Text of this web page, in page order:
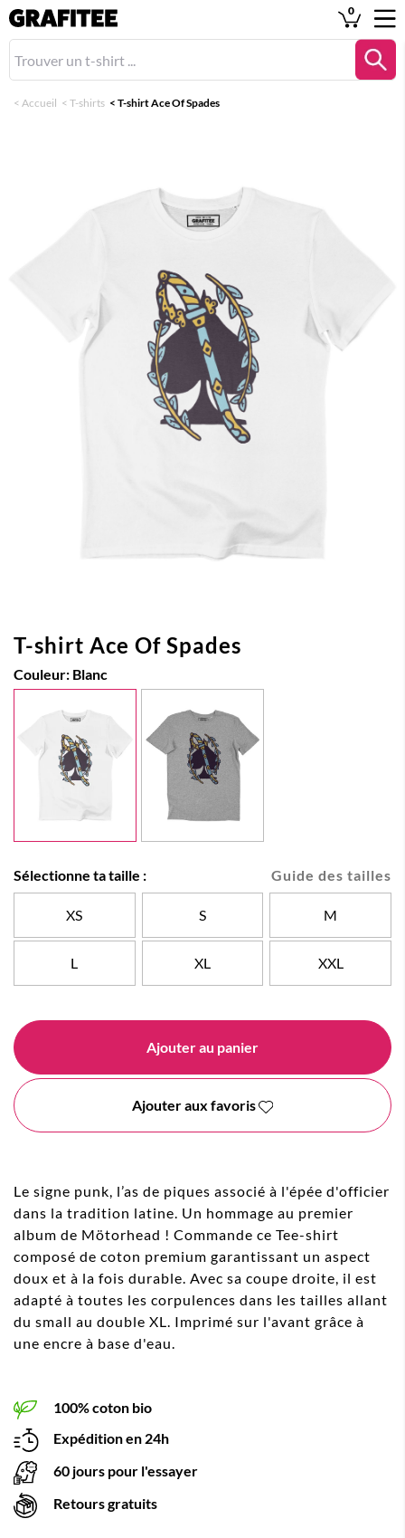
0
< Accueil < T-shirts < T-shirt Ace Of Spades
T-shirt Ace Of Spades
Couleur: Blanc
Guide des tailles
Sélectionne ta taille :
XS S M
L XL XXL
Ajouter au panier
Ajouter aux favoris
Le signe punk, l’as de piques associé à l'épée d'officier
dans la tradition latine. Un hommage au premier
album de Mötorhead ! Commande ce Tee-shirt
composé de coton premium garantissant un aspect
doux et à la fois durable. Avec sa coupe droite, il est
adapté à toutes les corpulences dans les tailles allant
du small au double XL. Imprimé sur l'avant grâce à
une encre à base d'eau.
100% coton bio
Expédition en 24h
60 jours pour l'essayer
Retours gratuits